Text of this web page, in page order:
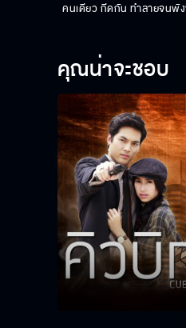
คนเดียว กีดกัน ทำลายจนพั
คุณน่าจะชอบ